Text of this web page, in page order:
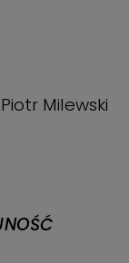
Milewski